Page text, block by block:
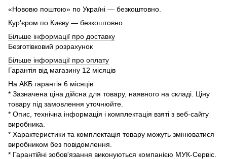
«Нововю поштою» по Україні — безкоштовно.
Кур'єром по Києву — безкоштовно.
Більше інформації про доставку
Безготівковий розрахунок
Більше інформації про оплату
Гарантія від магазину 12 місяців
На АКБ гарантія 6 місяців
* Зазначена ціна дійсна для товару, наявного на складі. Ціну
товару під замовлення уточнюйте.
* Опис, технічна інформація і комплектація взяті з веб-сайту
виробника.
* Характеристики та комплектація товару можуть змінюватися
виробником без повідомлення.
* Гарантійні зобов'язання виконуються компанією МУК-Сервіс.